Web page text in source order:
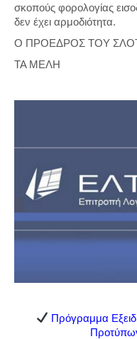
σκοπούς φορολογίας
δεν έχει αρμοδιότητα.
Ο ΠΡΟΕΔΡΟΣ ΤΟΥ
ΤΑ ΜΕΛΗ
Πρόγραμμα